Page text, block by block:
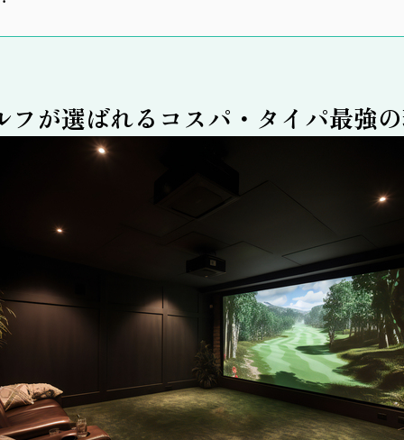
フが選ばれるコスパ・タイパ最強